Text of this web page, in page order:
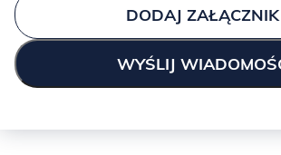
GOLD: DODAJ ZAŁĄCZNIK